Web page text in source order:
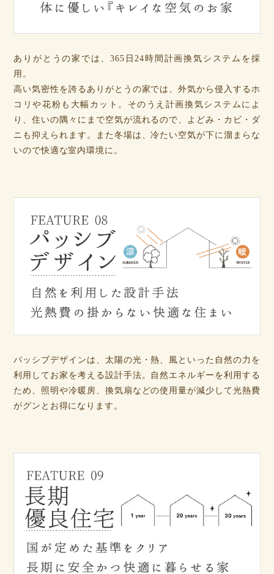
ありがとうの家では、365日24時間計画換気システムを採
用。
高い気密性を誇るありがとうの家では、外気から侵入するホ
コリや花粉も大幅カット。そのうえ計画換気システムによ
り、住いの隅々にまで空気が流れるので、よどみ・カビ・ダ
ニも抑えられます。また冬場は、冷たい空気が下に溜まらな
いので快適な室内環境に。
パッシブデザインは、太陽の光・熱、風といった自然の力を
利用してお家を考える設計手法。自然エネルギーを利用する
ため、照明や冷暖房、換気扇などの使用量が減少して光熱費
がグンとお得になります。